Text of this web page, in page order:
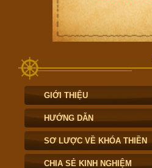
GIỚI THIỆU
HƯỚNG DẪN
SƠ LƯỢC VỀ KHÓA THIỀN
CHIA SẺ KINH NGHIỆM